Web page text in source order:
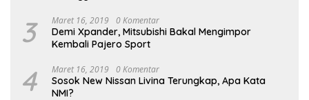
3 Maret 16, 2019 0 Komentar
Demi Xpander, Mitsubishi Bakal Mengimpor
Kembali Pajero Sport
4 Maret 16, 2019 0 Komentar
Sosok New Nissan Livina Terungkap, Apa Kata
NMI?